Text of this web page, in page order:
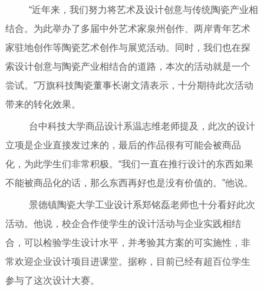
“近年来，我们努力将艺术及设计创意与传统陶瓷产业相
结合。为此举办了多届中外艺术家泉州创作、两岸青年艺术
家驻地创作等陶瓷艺术创作与展览活动。同时，我们也在探
索设计创意与陶瓷产业相结合的道路，本次的活动就是一个
尝试。”万旗科技陶瓷董事长谢文清表示，十分期待此次活动
带来的转化效果。
台中科技大学商品设计系温志维老师提及，此次的设计
立项是企业直接发过来的，最后的作品很有可能会被商品
化，为此学生们非常积极。“我们一直在推行设计的东西如果
不能被商品化的话，那么东西再好也是没有价值的。”他说。
景德镇陶瓷大学工业设计系郑铭磊老师也十分看好此次
活动。他说，校企合作使学生的设计活动与企业实践相结
合，可以检验学生设计水平，并考验其方案的可实施性，非
常欢迎企业设计项目进课堂。据称，目前已经有超百位学生
参与了这次设计大赛。